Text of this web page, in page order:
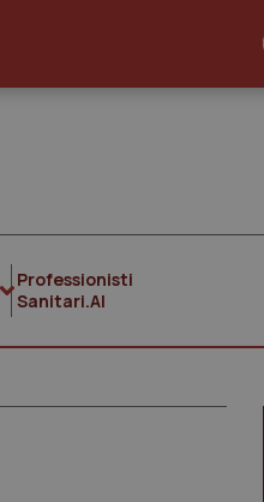
Professionisti
Sanitari.AI